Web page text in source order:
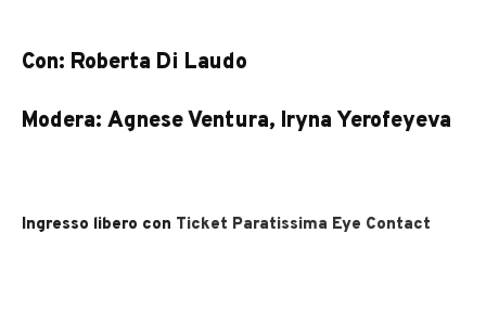
Con: Roberta Di Laudo
Modera: Agnese Ventura, Iryna Yerofeyeva
Ingresso libero con Ticket Paratissima Eye Contact